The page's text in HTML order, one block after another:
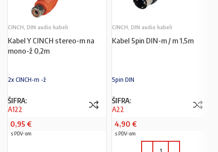
CINCH, DIN audio kabeli
Kabel Y CINCH stereo-m na
mono-ž 0,2m
2x CINCH-m -ž
ŠIFRA:
A122
0,95 €
s PDV-om
CINCH, DIN audio kabeli
Kabel 5pin DIN-m / m 1,5m
5pin DIN
ŠIFRA:
A22
4,90 €
s PDV-om